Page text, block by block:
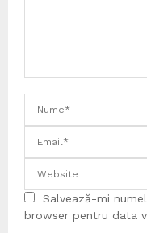
Salvează-mi
browser pentru data